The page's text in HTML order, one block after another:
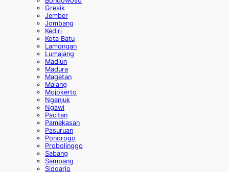
Gresik
Jember
Jombang
Kediri
Kota Batu
Lamongan
Lumajang
Madiun
Madura
Magetan
Malang
Mojokerto
Nganjuk
Ngawi
Pacitan
Pamekasan
Pasuruan
Ponorogo
Probolinggo
Sabang
Sampang
Sidoarjo